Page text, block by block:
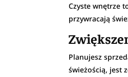
Czyste wnętrze
przywracają
Planujesz
świeżością, jest